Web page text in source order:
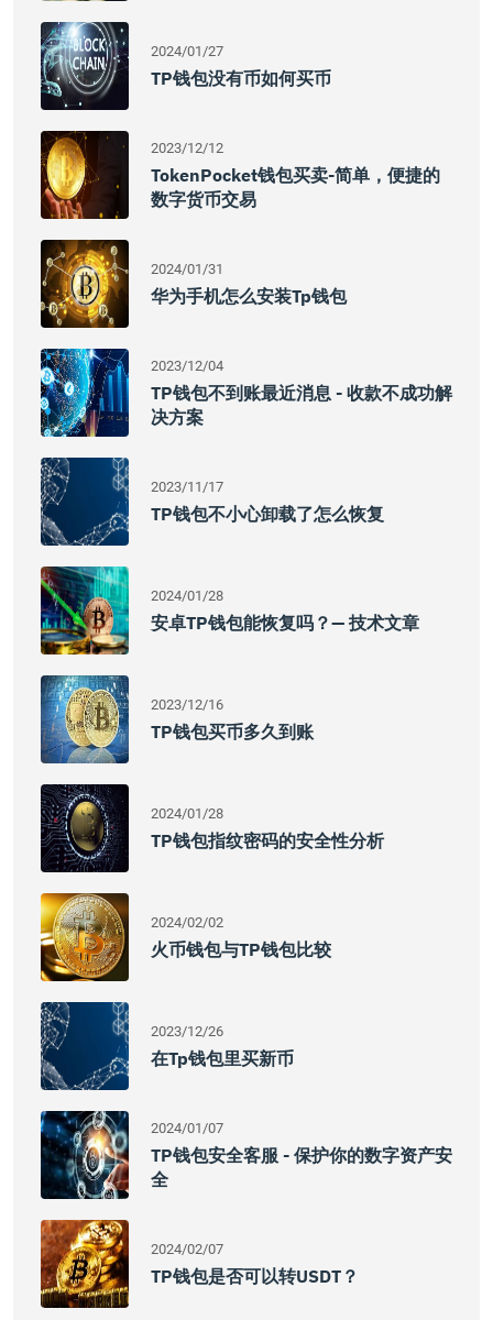
2024/01/27
TP钱包没有币如何买币
2023/12/12
TokenPocket钱包买卖-简单，便捷的
数字货币交易
2024/01/31
华为手机怎么安装tp钱包
2023/12/04
TP钱包不到账最近消息 - 收款不成功解
决方案
2023/11/17
TP钱包不小心卸载了怎么恢复
2024/01/28
安卓TP钱包能恢复吗？— 技术文章
2023/12/16
TP钱包买币多久到账
2024/01/28
TP钱包指纹密码的安全性分析
2024/02/02
火币钱包与TP钱包比较
2023/12/26
在tp钱包里买新币
2024/01/07
TP钱包安全客服 - 保护你的数字资产安
全
2024/02/07
TP钱包是否可以转USDT？